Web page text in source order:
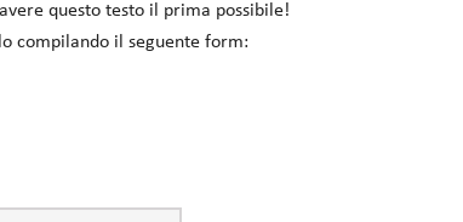
questo testo il prima possibile!
compilando il seguente form: